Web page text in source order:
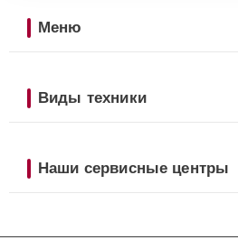
Меню
Виды техники
Наши сервисные центры